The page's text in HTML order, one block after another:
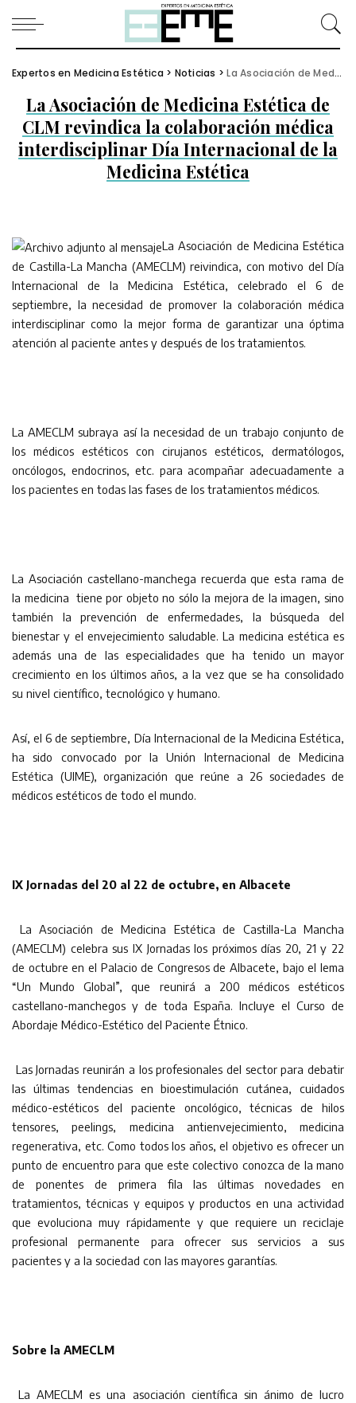
Expertos en Medicina Estética > Noticias >La Asociación de Medicina Estética de CLM revindica la colaboración médica interdisciplinar Día Internacional de la Medicina Estética
La Asociación de Medicina Estética de
CLM revindica la colaboración médica
interdisciplinar Día Internacional de la
Medicina Estética
La Asociación de Medicina Estética
de Castilla-La Mancha (AMECLM) reivindica, con motivo del Día
Internacional de la Medicina Estética, celebrado el 6 de
septiembre, la necesidad de promover la colaboración médica
interdisciplinar como la mejor forma de garantizar una óptima
atención al paciente antes y después de los tratamientos.
La AMECLM subraya así la necesidad de un trabajo conjunto de
los médicos estéticos con cirujanos estéticos, dermatólogos,
oncólogos, endocrinos, etc. para acompañar adecuadamente a
los pacientes en todas las fases de los tratamientos médicos.
La Asociación castellano-manchega recuerda que esta rama de
la medicina tiene por objeto no sólo la mejora de la imagen, sino
también la prevención de enfermedades, la búsqueda del
bienestar y el envejecimiento saludable. La medicina estética es
además una de las especialidades que ha tenido un mayor
crecimiento en los últimos años, a la vez que se ha consolidado
su nivel científico, tecnológico y humano.
Así, el 6 de septiembre, Día Internacional de la Medicina Estética,
ha sido convocado por la Unión Internacional de Medicina
Estética (UIME), organización que reúne a 26 sociedades de
médicos estéticos de todo el mundo.
IX Jornadas del 20 al 22 de octubre, en Albacete
La Asociación de Medicina Estética de Castilla-La Mancha
(AMECLM) celebra sus IX Jornadas los próximos días 20, 21 y 22
de octubre en el Palacio de Congresos de Albacete, bajo el lema
“Un Mundo Global”, que reunirá a 200 médicos estéticos
castellano-manchegos y de toda España. Incluye el Curso de
Abordaje Médico-Estético del Paciente Étnico.
Las Jornadas reunirán a los profesionales del sector para debatir
las últimas tendencias en bioestimulación cutánea, cuidados
médico-estéticos del paciente oncológico, técnicas de hilos
tensores, peelings, medicina antienvejecimiento, medicina
regenerativa, etc. Como todos los años, el objetivo es ofrecer un
punto de encuentro para que este colectivo conozca de la mano
de ponentes de primera fila las últimas novedades en
tratamientos, técnicas y equipos y productos en una actividad
que evoluciona muy rápidamente y que requiere un reciclaje
profesional permanente para ofrecer sus servicios a sus
pacientes y a la sociedad con las mayores garantías.
Sobre la AMECLM
La AMECLM es una asociación científica sin ánimo de lucro